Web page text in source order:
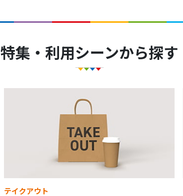
特集・利用シーンから探す
テイクアウト